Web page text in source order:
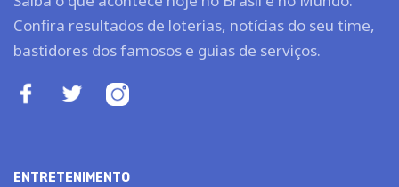
Confira resultados de loterias, notícias do seu time,
bastidores dos famosos e guias de serviços.
ENTRETENIMENTO